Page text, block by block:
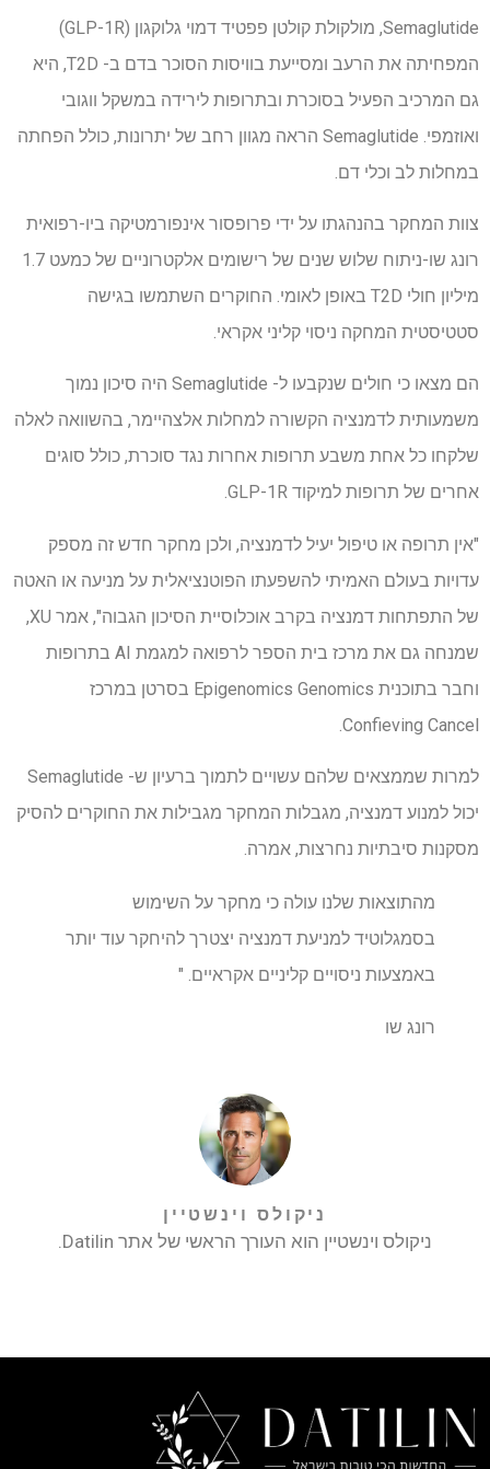
Semaglutide, מולקולת קולטן פפטיד דמוי גלוקגון (GLP-1R)
המפחיתה את הרעב ומסייעת בוויסות הסוכר בדם ב- T2D, היא
גם המרכיב הפעיל בסוכרת ובתרופות לירידה במשקל ווגובי
ואוזמפי. Semaglutide הראה מגוון רחב של יתרונות, כולל הפחתה
במחלות לב וכלי דם.
צוות המחקר בהנהגתו על ידי פרופסור אינפורמטיקה ביו-רפואית
רונג שו-ניתוח שלוש שנים של רישומים אלקטרוניים של כמעט 1.7
מיליון חולי T2D באופן לאומי. החוקרים השתמשו בגישה
סטטיסטית המחקה ניסוי קליני אקראי.
הם מצאו כי חולים שנקבעו ל- Semaglutide היה סיכון נמוך
משמעותית לדמנציה הקשורה למחלות אלצהיימר, בהשוואה לאלה
שלקחו כל אחת משבע תרופות אחרות נגד סוכרת, כולל סוגים
אחרים של תרופות למיקוד GLP-1R.
"אין תרופה או טיפול יעיל לדמנציה, ולכן מחקר חדש זה מספק
עדויות בעולם האמיתי להשפעתו הפוטנציאלית על מניעה או האטה
של ​​התפתחות דמנציה בקרב אוכלוסיית הסיכון הגבוה", אמר XU,
שמנחה גם את מרכז בית הספר לרפואה למגמת AI בתרופות
וחבר בתוכנית Epigenomics Genomics בסרטן במרכז
Confieving Cancel.
למרות שממצאים שלהם עשויים לתמוך ברעיון ש- Semaglutide
יכול למנוע דמנציה, מגבלות המחקר מגבילות את החוקרים להסיק
מסקנות סיבתיות נחרצות, אמרה.
מהתוצאות שלנו עולה כי מחקר על השימוש
בסמגלוטיד למניעת דמנציה יצטרך להיחקר עוד יותר
באמצעות ניסויים קליניים אקראיים. "
רונג שו
ניקולס וינשטיין
ניקולס וינשטיין הוא העורך הראשי של אתר Datilin.